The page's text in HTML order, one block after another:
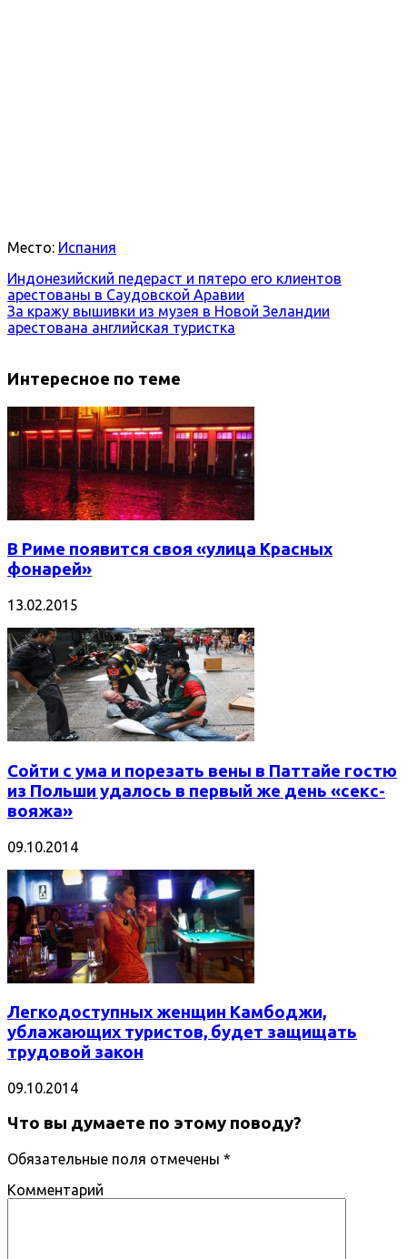
Место: Испания
Индонезийский педераст и пятеро его клиентов
арестованы в Саудовской Аравии
За кражу вышивки из музея в Новой Зеландии
арестована английская туристка
Интересное по теме
В Риме появится своя «улица Красных
фонарей»
13.02.2015
Сойти с ума и порезать вены в Паттайе гостю
из Польши удалось в первый же день «секс-
вояжа»
09.10.2014
Легкодоступных женщин Камбоджи,
ублажающих туристов, будет защищать
трудовой закон
09.10.2014
Что вы думаете по этому поводу?
Обязательные поля отмечены *
Комментарий